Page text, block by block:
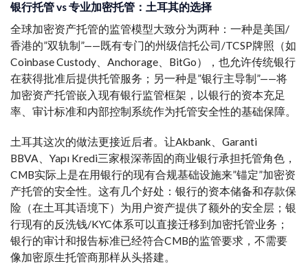
银行托管 vs 专业加密托管：土耳其的选择
全球加密资产托管的监管模型大致分为两种：一种是美国/
香港的”双轨制”——既有专门的州级信托公司/TCSP牌照（如
Coinbase Custody、Anchorage、BitGo），也允许传统银行
在获得批准后提供托管服务；另一种是”银行主导制”——将
加密资产托管嵌入现有银行监管框架，以银行的资本充足
率、审计标准和内部控制系统作为托管安全性的基础保障。
土耳其这次的做法更接近后者。让Akbank、Garanti
BBVA、Yapı Kredi三家根深蒂固的商业银行承担托管角色，
CMB实际上是在用银行的现有合规基础设施来”锚定”加密资
产托管的安全性。这有几个好处：银行的资本储备和存款保
险（在土耳其语境下）为用户资产提供了额外的安全层；银
行现有的反洗钱/KYC体系可以直接迁移到加密托管业务；
银行的审计和报告标准已经符合CMB的监管要求，不需要
像加密原生托管商那样从头搭建。